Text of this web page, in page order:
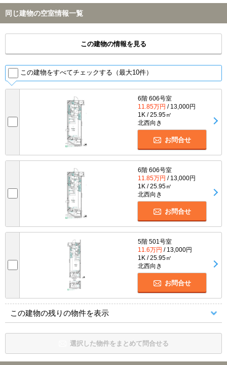
同じ建物の空室情報一覧
この建物の情報を見る
この建物をすべてチェックする（最大10件）
6階 606号室
11.85万円 / 13,000円
1K / 25.95㎡
北西向き
お問合せ
6階 606号室
11.85万円 / 13,000円
1K / 25.95㎡
北西向き
お問合せ
5階 501号室
11.6万円 / 13,000円
1K / 25.95㎡
北西向き
お問合せ
この建物の残りの物件を表示
選択した物件をまとめて問合せる